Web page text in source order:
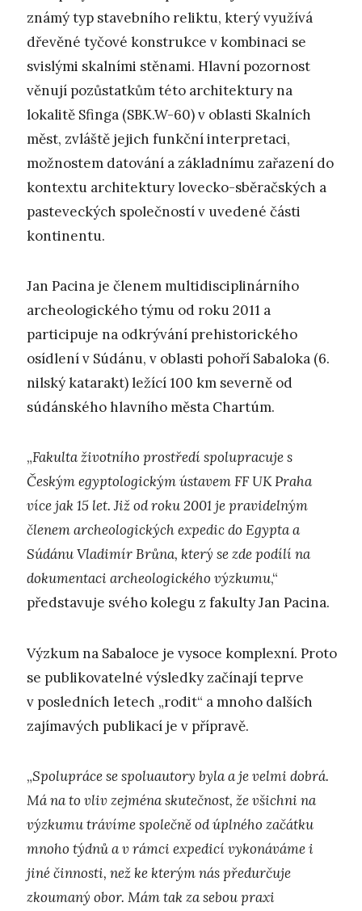
známý typ stavebního reliktu, který využívá
dřevěné tyčové konstrukce v kombinaci se
svislými skalními stěnami. Hlavní pozornost
věnují pozůstatkům této architektury na
lokalitě Sfinga (SBK.W-60) v oblasti Skalních
měst, zvláště jejich funkční interpretaci,
možnostem datování a základnímu zařazení do
kontextu architektury lovecko-sběračských a
pasteveckých společností v uvedené části
kontinentu.
Jan Pacina je členem multidisciplinárního
archeologického týmu od roku 2011 a
participuje na odkrývání prehistorického
osídlení v Súdánu, v oblasti pohoří Sabaloka (6.
nilský katarakt) ležící 100 km severně od
súdánského hlavního města Chartúm.
„Fakulta životního prostředí spolupracuje s
Českým egyptologickým ústavem FF UK Praha
více jak 15 let. Již od roku 2001 je pravidelným
členem archeologických expedic do Egypta a
Súdánu Vladimír Brůna, který se zde podílí na
dokumentaci archeologického výzkumu,“
představuje svého kolegu z fakulty Jan Pacina.
Výzkum na Sabaloce je vysoce komplexní. Proto
se publikovatelné výsledky začínají teprve
v posledních letech „rodit“ a mnoho dalších
zajímavých publikací je v přípravě.
„Spolupráce se spoluautory byla a je velmi dobrá.
Má na to vliv zejména skutečnost, že všichni na
výzkumu trávíme společně od úplného začátku
mnoho týdnů a v rámci expedicí vykonáváme i
jiné činnosti, než ke kterým nás předurčuje
zkoumaný obor. Mám tak za sebou praxi